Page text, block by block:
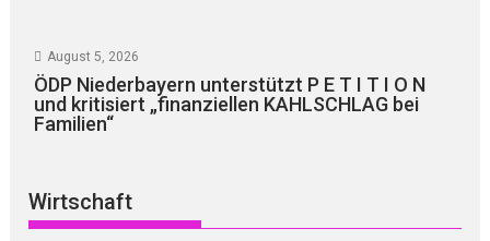
August 5, 2026
ÖDP Niederbayern unterstützt P E T I T I O N
und kritisiert „finanziellen KAHLSCHLAG bei
Familien“
Wirtschaft